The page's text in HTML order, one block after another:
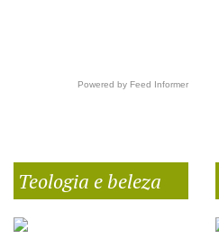
Powered by Feed Informer
Teologia e beleza